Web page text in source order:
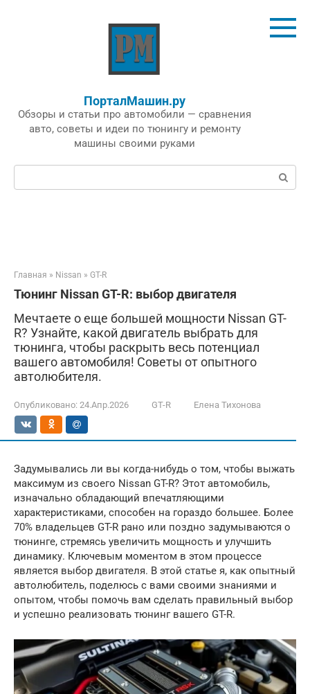
ПорталМашин.ру
Обзоры и статьи про автомобили — сравнения
авто, советы и идеи по тюнингу и ремонту
машины своими руками
Поиск:
Главная » Nissan » GT-R
Тюнинг Nissan GT-R: выбор двигателя
Мечтаете о еще большей мощности Nissan GT-
R? Узнайте, какой двигатель выбрать для
тюнинга, чтобы раскрыть весь потенциал
вашего автомобиля! Советы от опытного
автолюбителя.
Опубликовано: 24.Апр.2026 GT-R Елена Тихонова
Задумывались ли вы когда-нибудь о том, чтобы выжать
максимум из своего Nissan GT-R? Этот автомобиль,
изначально обладающий впечатляющими
характеристиками, способен на гораздо большее. Более
70% владельцев GT-R рано или поздно задумываются о
тюнинге, стремясь увеличить мощность и улучшить
динамику. Ключевым моментом в этом процессе
является выбор двигателя. В этой статье я, как опытный
автолюбитель, поделюсь с вами своими знаниями и
опытом, чтобы помочь вам сделать правильный выбор
и успешно реализовать тюнинг вашего GT-R.